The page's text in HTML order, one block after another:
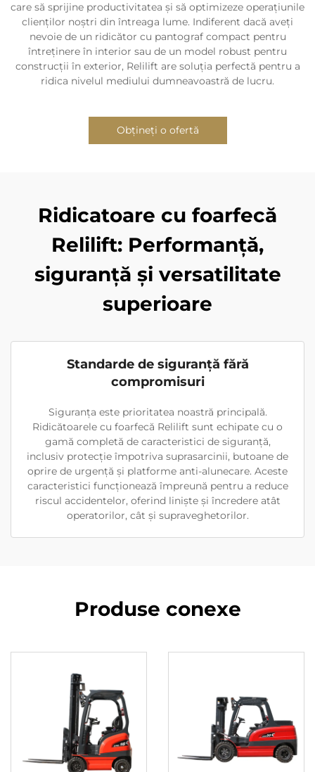
care să sprijine productivitatea și să optimizeze operațiunile
clienților noștri din întreaga lume. Indiferent dacă aveți
nevoie de un ridicător cu pantograf compact pentru
întreținere în interior sau de un model robust pentru
construcții în exterior, Relilift are soluția perfectă pentru a
ridica nivelul mediului dumneavoastră de lucru.
Obțineți o ofertă
Ridicatoare cu foarfecă
Relilift: Performanță,
siguranță și versatilitate
superioare
Standarde de siguranță fără
compromisuri
Siguranța este prioritatea noastră principală.
Ridicătoarele cu foarfecă Relilift sunt echipate cu o
gamă completă de caracteristici de siguranță,
inclusiv protecție împotriva suprasarcinii, butoane de
oprire de urgență și platforme anti-alunecare. Aceste
caracteristici funcționează împreună pentru a reduce
riscul accidentelor, oferind liniște și încredere atât
operatorilor, cât și supraveghetorilor.
Produse conexe